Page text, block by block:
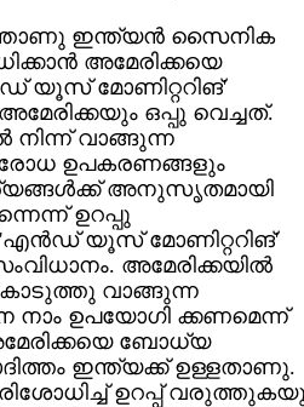
ഇന്ത്യന്‍ സൈനിക
അമേരിക്കയെ
യൂസ് മോണിറ്ററിങ്'
ഒപ്പു വെച്ചത്.
നിന്ന് വാങ്ങുന്ന
ഉപകരണങ്ങളും
അനുസൃതമായി
ഉറപ്പു
യൂസ് മോണിറ്ററിങ്'
അമേരിക്കയില്‍
വാങ്ങുന്ന
ഉപയോഗി ക്കണമെന്ന്
ബോധ്യ
ഇന്ത്യക്ക് ഉള്ളതാണു.
ഉറപ്പ്